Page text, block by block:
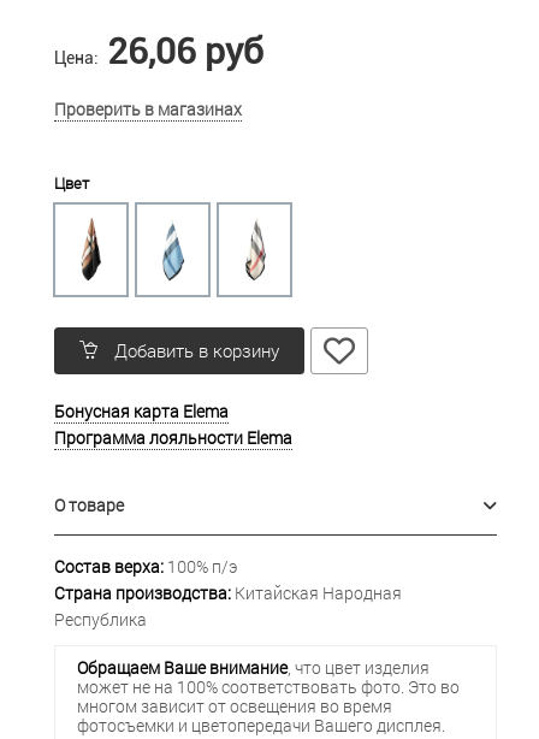
Цена: 26,06 руб
Проверить в магазинах
Цвет
Добавить в корзину
Бонусная карта Elema
Программа лояльности Elema
О товаре
Состав верха: 100% п/э
Страна производства: Китайская Народная
Республика
Обращаем Ваше внимание, что цвет изделия
может не на 100% соответствовать фото. Это во
многом зависит от освещения во время
фотосъемки и цветопередачи Вашего дисплея.